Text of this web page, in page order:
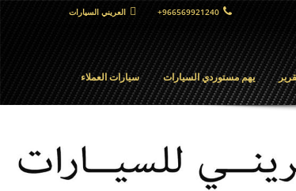
العريني السيارات +966569921240
سيارات العملاء يهم مستوردي السيارات